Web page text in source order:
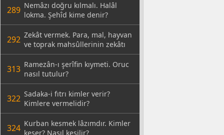
289 Nemâzı doğru kılmalı. Halâl
lokma. Şehîd kime denir?
292 Zekât vermek. Para, mal, hayvan
ve toprak mahsûllerinin zekâtı
313 Ramezân-ı şerîfin kıymeti. Oruc
nasıl tutulur?
322 Sadaka-i fıtrı kimler verir?
Kimlere vermelidir?
324 Kurban kesmek lâzımdır. Kimler
keser? Nasıl kesilir?